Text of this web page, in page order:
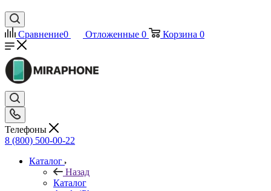
Сравнение0 Отложенные 0 Корзина 0
Телефоны
8 (800) 500-00-22
Каталог
Назад
Каталог